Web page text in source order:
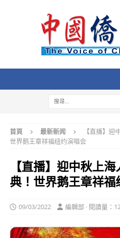
首頁 最新新闻
【直播】迎
世界鹅王章祥福纽约演唱会
【直播】迎中秋上
典！世界鹅王章祥福
09/03/2022 編輯部 · 閱讀量：